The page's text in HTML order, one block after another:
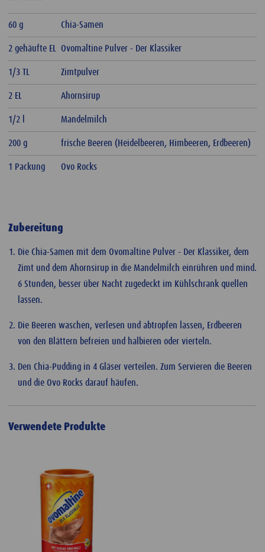
60 g Chia-Samen
2 gehäufte EL Ovomaltine Pulver - Der Klassiker
1/3 TL Zimtpulver
2 EL Ahornsirup
1/2 l Mandelmilch
200 g frische Beeren (Heidelbeeren, Himbeeren, Erdbeeren)
1 Packung Ovo Rocks
Zubereitung
Die Chia-Samen mit dem Ovomaltine Pulver - Der Klassiker, dem
Zimt und dem Ahornsirup in die Mandelmilch einrühren und mind.
6 Stunden, besser über Nacht zugedeckt im Kühlschrank quellen
lassen.
Die Beeren waschen, verlesen und abtropfen lassen, Erdbeeren
von den Blättern befreien und halbieren oder vierteln.
Den Chia-Pudding in 4 Gläser verteilen. Zum Servieren die Beeren
und die Ovo Rocks darauf häufen.
Verwendete Produkte